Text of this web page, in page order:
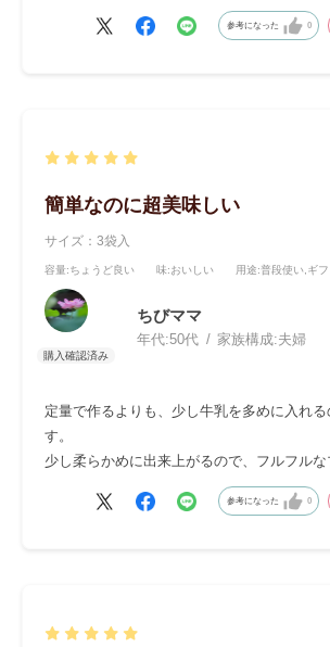
参考になった 0
簡単なのに超美味しい
サイズ：3袋入
容量:ちょうど良い 味:おいしい 用途:普段使い,ギフ
ちびママ
年代:50代 家族構成:夫婦
定量で作るよりも、少し牛乳を多めに入れ
す。
少し柔らかめに出来上がるので、フルフル
参考になった 0